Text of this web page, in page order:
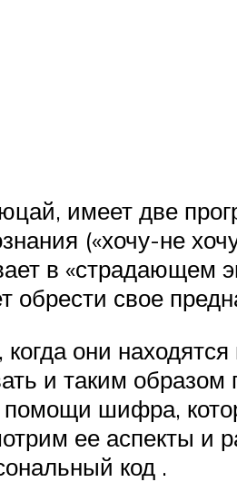
имеет две
(«хочу-не
в «страдающем
обрести свое
они находятся
и таким образом
помощи шифра,
ее аспекты и
код .